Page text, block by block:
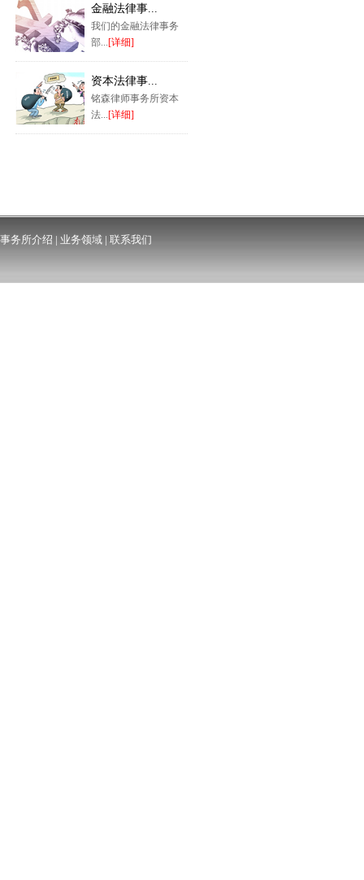
金融法律事...
我们的金融法律事务
部...[详细]
资本法律事...
铭森律师事务所资本
法...[详细]
事务所介绍 | 业务领域 | 联系我们